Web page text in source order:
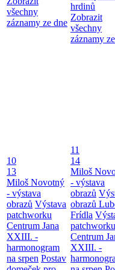
všechny
záznamy ze dne
hrdinů
Zobrazit
všechny
záznamy
10
13
Miloš Novotný
- výstava
obrazů Výstava
patchworku
Centrum Jana
XXIII. -
harmonogram
na srpen Postav
11
14
Miloš
- výstava
obrazů
obrazů
Frídla
patchworku
Centrum
XXIII. -